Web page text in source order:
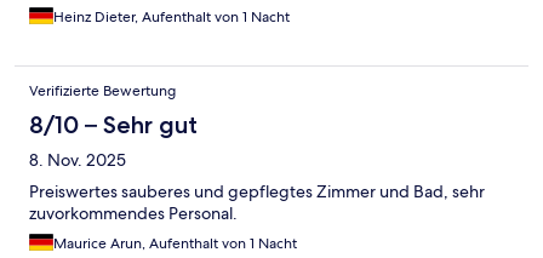
Heinz Dieter, Aufenthalt von 1 Nacht
Verifizierte Bewertung
8/10 – Sehr gut
8. Nov. 2025
Preiswertes sauberes und gepflegtes Zimmer und Bad, sehr
zuvorkommendes Personal.
Maurice Arun, Aufenthalt von 1 Nacht